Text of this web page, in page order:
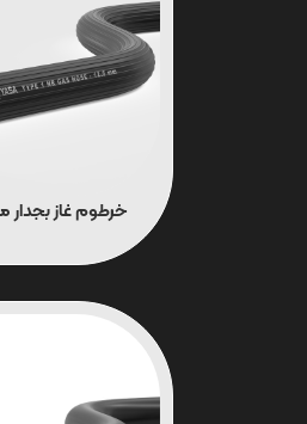
خرطوم غاز بجدار